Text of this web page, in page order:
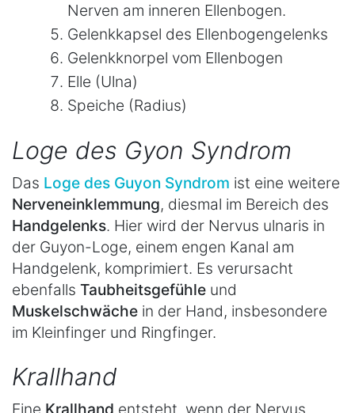
Nerven am inneren Ellenbogen.
Gelenkkapsel des Ellenbogengelenks
Gelenkknorpel vom Ellenbogen
Elle (Ulna)
Speiche (Radius)
Loge des Gyon Syndrom
Das Loge des Guyon Syndrom ist eine weitere
Nerveneinklemmung, diesmal im Bereich des
Handgelenks. Hier wird der Nervus ulnaris in
der Guyon-Loge, einem engen Kanal am
Handgelenk, komprimiert. Es verursacht
ebenfalls Taubheitsgefühle und
Muskelschwäche in der Hand, insbesondere
im Kleinfinger und Ringfinger.
Krallhand
Eine Krallhand entsteht, wenn der Nervus